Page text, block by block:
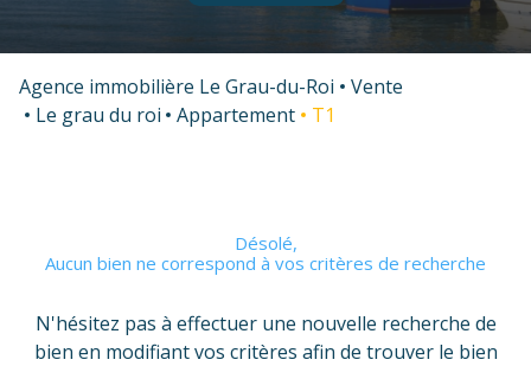
biens
biens
Agence immobilière Le Grau-du-Roi
Vente
Le grau du roi
Appartement T1
Désolé,
Aucun bien ne correspond à vos critères de recherche
N'hésitez pas à effectuer une nouvelle recherche de
bien en modifiant vos critères afin de trouver le bien